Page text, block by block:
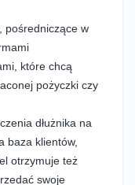
pośredniczące w
które chcą
pożyczki czy
dłużnika na
baza klientów,
otrzymuje też
swoje